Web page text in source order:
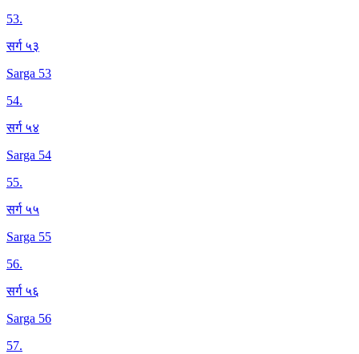
53.
सर्ग ५३
Sarga 53
54.
सर्ग ५४
Sarga 54
55.
सर्ग ५५
Sarga 55
56.
सर्ग ५६
Sarga 56
57.